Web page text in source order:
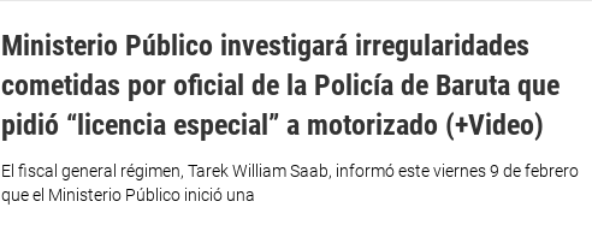
Ministerio Público investigará irregularidades
cometidas por oficial de la Policía de Baruta que
pidió “licencia especial” a motorizado (+Video)
El fiscal general régimen, Tarek William Saab, informó este viernes 9 de febrero
que el Ministerio Público inició una